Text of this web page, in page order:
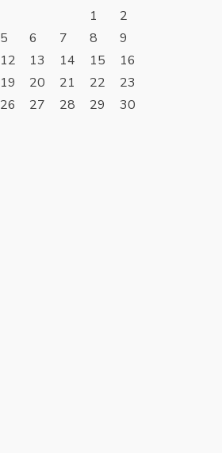
1
2
5 6 7 8
9
12 13 14 15
16
19 20 21 22
23
26 27 28 29
30